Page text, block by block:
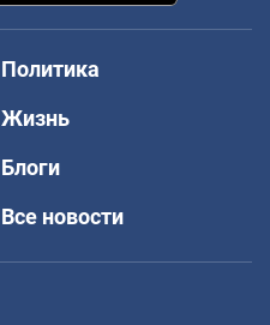
Политика
Жизнь
Блоги
Все новости